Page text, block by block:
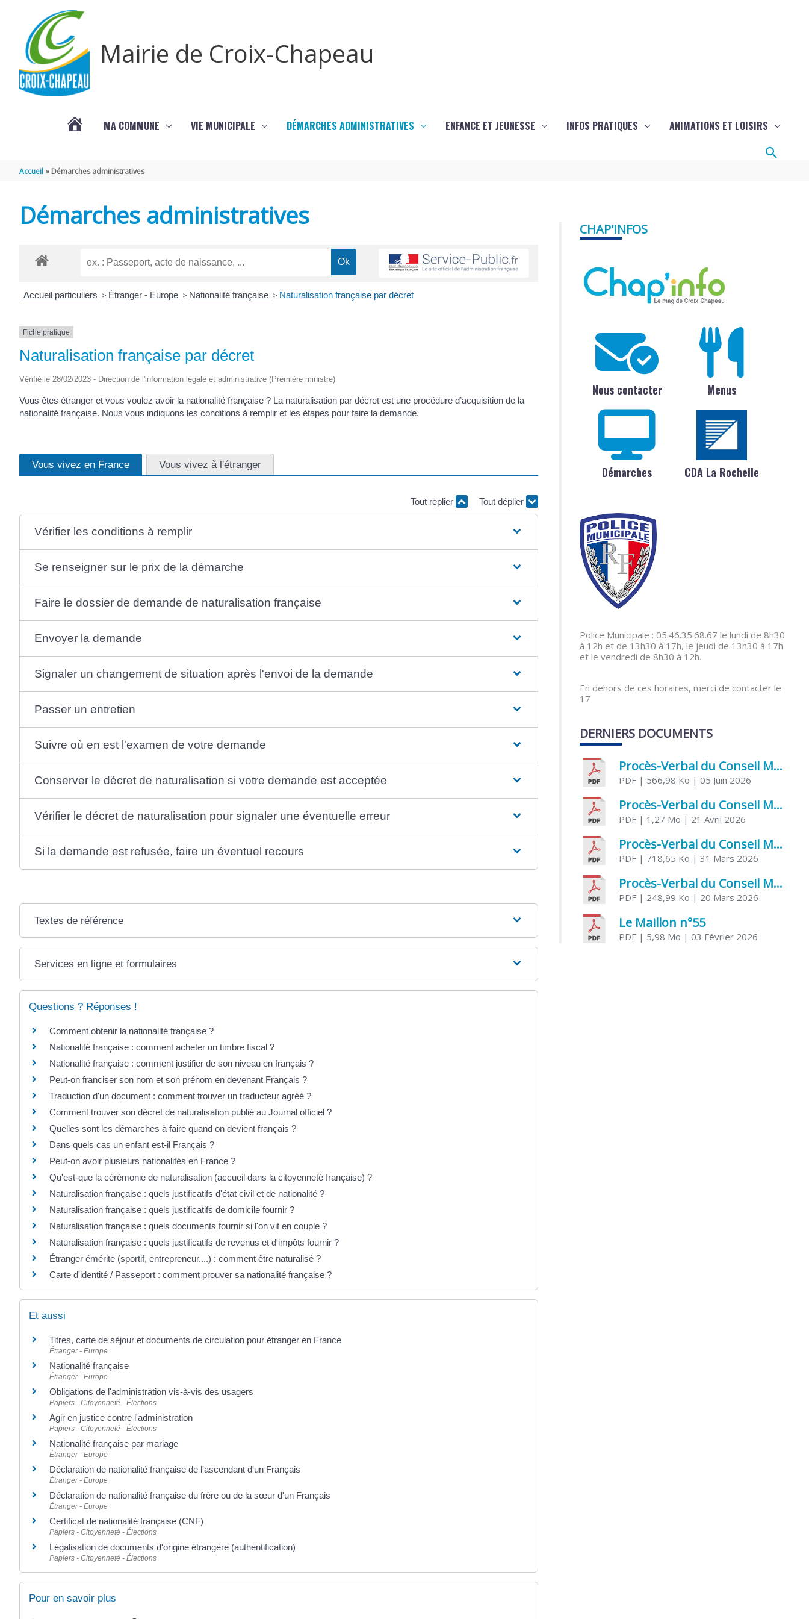
Mairie de Croix-Chapeau
MA COMMUNE VIE MUNICIPALE DÉMARCHES ADMINISTRATIVES ENFANCE ET JEUNESSE INFOS PRATIQUES ANIMATIONS ET LOISIRS
Accueil Démarches administratives
Démarches administratives
Accueil particuliers > Étranger - Europe > Nationalité française > Naturalisation française par décret
Fiche pratique
Naturalisation française par décret
Vérifié le 28/02/2023 - Direction de l'information légale et administrative (Première ministre)
Vous êtes étranger et vous voulez avoir la nationalité française ? La naturalisation par décret est une procédure d’acquisition de la
nationalité française. Nous vous indiquons les conditions à remplir et les étapes pour faire la demande.
Vous vivez en France Vous vivez à l'étranger
Tout replier Tout déplier
Vérifier les conditions à remplir
Se renseigner sur le prix de la démarche
Faire le dossier de demande de naturalisation française
Envoyer la demande
Signaler un changement de situation après l'envoi de la demande
Passer un entretien
Suivre où en est l'examen de votre demande
Conserver le décret de naturalisation si votre demande est acceptée
Vérifier le décret de naturalisation pour signaler une éventuelle erreur
Si la demande est refusée, faire un éventuel recours
Textes de référence
Services en ligne et formulaires
Questions ? Réponses !
Comment obtenir la nationalité française ?
Nationalité française : comment acheter un timbre fiscal ?
Nationalité française : comment justifier de son niveau en français ?
Peut-on franciser son nom et son prénom en devenant Français ?
Traduction d'un document : comment trouver un traducteur agréé ?
Comment trouver son décret de naturalisation publié au Journal officiel ?
Quelles sont les démarches à faire quand on devient français ?
Dans quels cas un enfant est-il Français ?
Peut-on avoir plusieurs nationalités en France ?
Qu'est-que la cérémonie de naturalisation (accueil dans la citoyenneté française) ?
Naturalisation française : quels justificatifs d'état civil et de nationalité ?
Naturalisation française : quels justificatifs de domicile fournir ?
Naturalisation française : quels documents fournir si l'on vit en couple ?
Naturalisation française : quels justificatifs de revenus et d'impôts fournir ?
Étranger émérite (sportif, entrepreneur....) : comment être naturalisé ?
Carte d'identité / Passeport : comment prouver sa nationalité française ?
Et aussi
Titres, carte de séjour et documents de circulation pour étranger en France
Étranger - Europe
Nationalité française
Étranger - Europe
Obligations de l'administration vis-à-vis des usagers
Papiers - Citoyenneté - Élections
Agir en justice contre l'administration
Papiers - Citoyenneté - Élections
Nationalité française par mariage
Étranger - Europe
Déclaration de nationalité française de l'ascendant d'un Français
Étranger - Europe
Déclaration de nationalité française du frère ou de la sœur d'un Français
Étranger - Europe
Certificat de nationalité française (CNF)
Papiers - Citoyenneté - Élections
Légalisation de documents d'origine étrangère (authentification)
Papiers - Citoyenneté - Élections
Pour en savoir plus
CHAP'INFOS
Nous contacter Menus
Démarches CDA La Rochelle
Police Municipale : 05.46.35.68.67 le lundi de 8h30
à 12h et de 13h30 à 17h, le jeudi de 13h30 à 17h
et le vendredi de 8h30 à 12h.
En dehors de ces horaires, merci de contacter le
17
DERNIERS DOCUMENTS
Procès-Verbal du Conseil Municipal du 5 juin 2026
PDF | 566,98 Ko | 05 Juin 2026
Procès-Verbal du Conseil Municipal du 21 avril 2026
PDF | 1,27 Mo | 21 Avril 2026
Procès-Verbal du Conseil Municipal du 31 mars 2026
PDF | 718,65 Ko | 31 Mars 2026
Procès-Verbal du Conseil Municipal du 20 mars 2026
PDF | 248,99 Ko | 20 Mars 2026
Le Maillon n°55
PDF | 5,98 Mo | 03 Février 2026